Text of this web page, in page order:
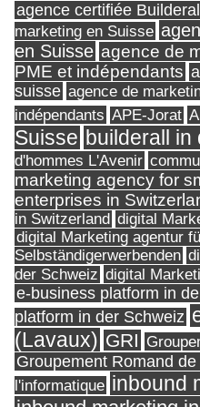
agence certifiée Builderall
marketing en Suisse
en Suisse agence de
PME et indépendants
suisse agence de
indépendants APE-Jorat
Suisse builderall in
d'hommes L'Avenir
marketing agency for
enterprises in
in Switzerland digital
digital Marketing agentur
Selbständigerwerbenden
der Schweiz digital
e-business platform in
platform in der Schweiz
(Lavaux) GRI
Groupement Romand
l'informatique inbound